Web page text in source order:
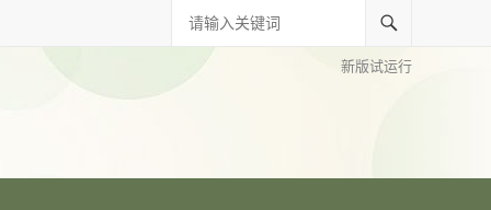
新版试运行